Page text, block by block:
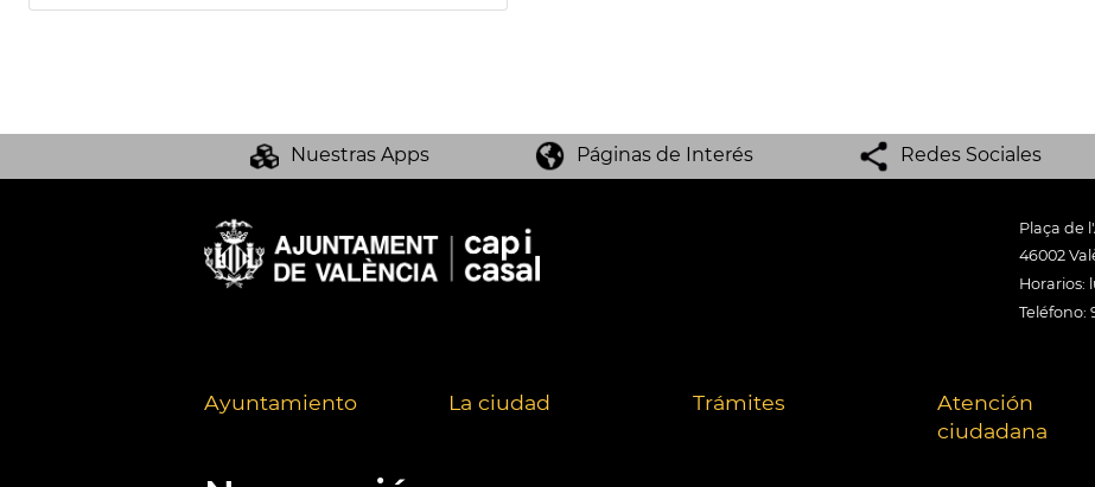
Nuestras Apps Páginas de Interés Redes Sociales
Plaça de
46002
Horarios:
Teléfono:
Ayuntamiento La ciudad Trámites
Atención
ciudadana